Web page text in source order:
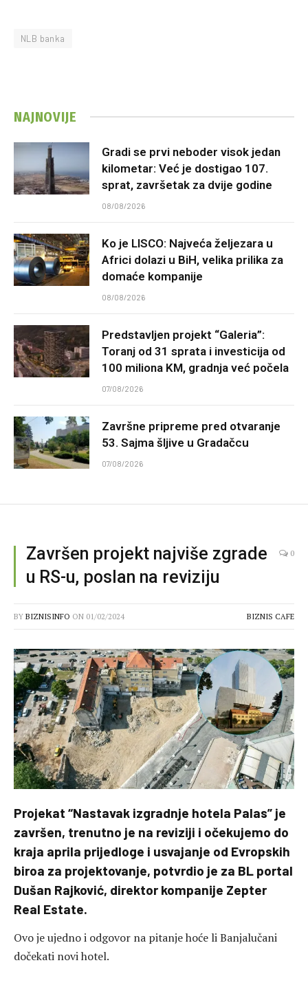
NLB banka
NAJNOVIJE
Gradi se prvi neboder visok jedan
kilometar: Već je dostigao 107.
sprat, završetak za dvije godine
08/08/2026
Ko je LISCO: Najveća željezara u
Africi dolazi u BiH, velika prilika za
domaće kompanije
08/08/2026
Predstavljen projekt “Galeria”:
Toranj od 31 sprata i investicija od
100 miliona KM, gradnja već počela
07/08/2026
Završne pripreme pred otvaranje
53. Sajma šljive u Gradačcu
07/08/2026
Završen projekt najviše zgrade
u RS-u, poslan na reviziju
0
BY BIZNISINFO ON 01/02/2024 BIZNIS CAFE
Projekat “Nastavak izgradnje hotela Palas” je
završen, trenutno je na reviziji i očekujemo do
kraja aprila prijedloge i usvajanje od Evropskih
biroa za projektovanje, potvrdio je za BL portal
Dušan Rajković, direktor kompanije Zepter
Real Estate.
Ovo je ujedno i odgovor na pitanje hoće li Banjalučani
dočekati novi hotel.